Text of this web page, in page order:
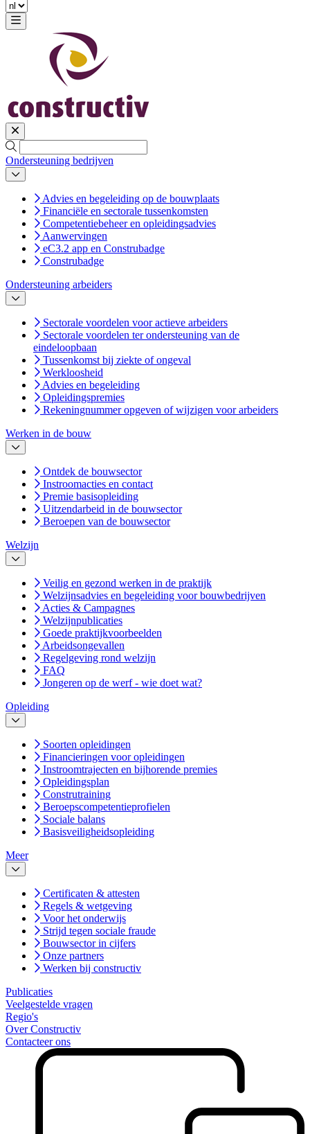
Ondersteuning bedrijven
Advies en begeleiding op de bouwplaats
Financiële en sectorale tussenkomsten
Competentiebeheer en opleidingsadvies
Aanwervingen
eC3.2 app en Construbadge
Construbadge
Ondersteuning arbeiders
Sectorale voordelen voor actieve arbeiders
Sectorale voordelen ter ondersteuning van de
eindeloopbaan
Tussenkomst bij ziekte of ongeval
Werkloosheid
Advies en begeleiding
Opleidingspremies
Rekeningnummer opgeven of wijzigen voor arbeiders
Werken in de bouw
Ontdek de bouwsector
Instroomacties en contact
Premie basisopleiding
Uitzendarbeid in de bouwsector
Beroepen van de bouwsector
Welzijn
Veilig en gezond werken in de praktijk
Welzijnsadvies en begeleiding voor bouwbedrijven
Acties & Campagnes
Welzijnpublicaties
Goede praktijkvoorbeelden
Arbeidsongevallen
Regelgeving rond welzijn
FAQ
Jongeren op de werf - wie doet wat?
Opleiding
Soorten opleidingen
Financieringen voor opleidingen
Instroomtrajecten en bijhorende premies
Opleidingsplan
Construtraining
Beroepscompetentieprofielen
Sociale balans
Basisveiligheidsopleiding
Meer
Certificaten & attesten
Regels & wetgeving
Voor het onderwijs
Strijd tegen sociale fraude
Bouwsector in cijfers
Onze partners
Werken bij constructiv
Publicaties
Veelgestelde vragen
Regio's
Over Constructiv
Contacteer ons